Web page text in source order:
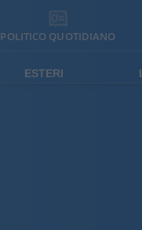
POLITICO QUOTIDIANO
ESTERI